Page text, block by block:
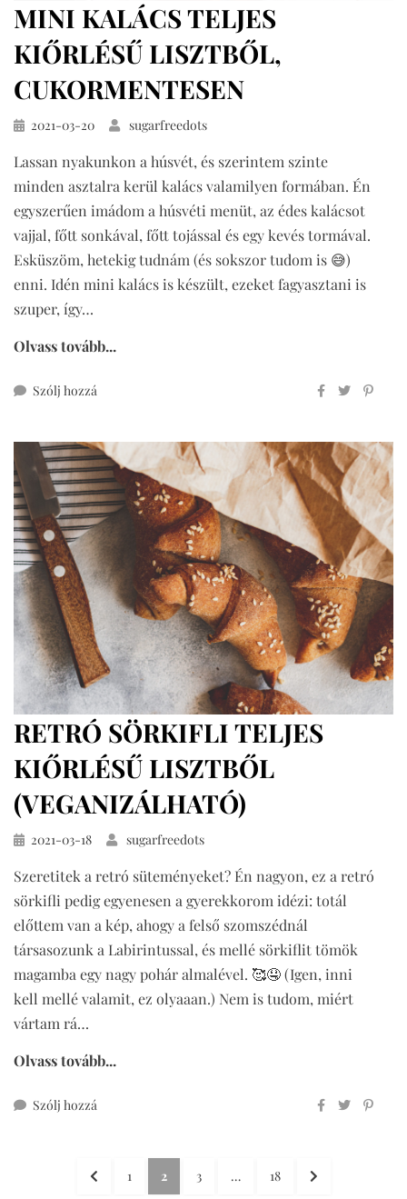
MINI KALÁCS TELJES
KIŐRLÉSŰ LISZTBŐL,
CUKORMENTESEN
Közzétéve
2021-03-20 sugarfreedots
Lassan nyakunkon a húsvét, és szerintem szinte
minden asztalra kerül kalács valamilyen formában. Én
egyszerűen imádom a húsvéti menüt, az édes kalácsot
vajjal, főtt sonkával, főtt tojással és egy kevés tormával.
Esküszöm, hetekig tudnám (és sokszor tudom is 😅)
enni. Idén mini kalács is készült, ezeket fagyasztani is
szuper, így…
Olvass tovább...
Szólj hozzá
teljes
kiőrlésű
lisztből,
cukormentesen
RETRÓ SÖRKIFLI TELJES
KIŐRLÉSŰ LISZTBŐL
(VEGANIZÁLHATÓ)
Közzétéve
2021-03-18 sugarfreedots
Szeretitek a retró süteményeket? Én nagyon, ez a retró
sörkifli pedig egyenesen a gyerekkorom idézi: totál
előttem van a kép, ahogy a felső szomszédnál
társasozunk a Labirintussal, és mellé sörkiflit tömök
magamba egy nagy pohár almalével. 🥰🤤 (Igen, inni
kell mellé valamit, ez olyaaan.) Nem is tudom, miért
vártam rá…
Olvass tovább...
Szólj hozzá
kiőrlésű
Bejegyzések
ELŐZŐOLDAL
1 OLDAL
2 OLDAL
3 … OLDAL
18
KÖVETKEZŐ